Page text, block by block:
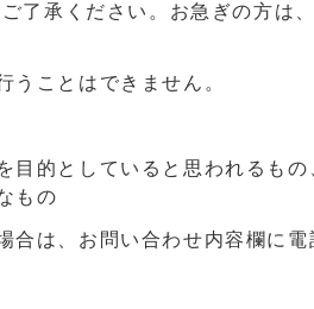
了承ください。お急ぎの方は
ことはできません。
目的としていると思われるもの
もの
合は、お問い合わせ内容欄に電